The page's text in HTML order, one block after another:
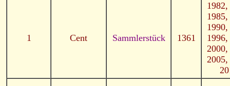
1 Cent Sammlerstück 1361